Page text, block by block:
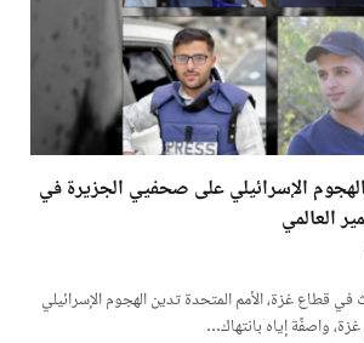
الإسرائيلي على صحفيي الجزيرة في
العالمي
قطاع غزة، الأمم المتحدة تدين الهجوم الإسرائيلي
واصفًة إياه بانتهاك…